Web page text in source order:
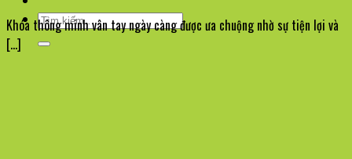
Tìm
kiếm:
Khóa thông minh vân tay ngày càng được ưa chuộng nhờ sự tiện lợi và
[...]